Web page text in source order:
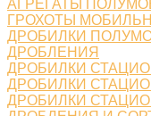
АГРЕГАТЫ
ГРОХОТЫ
ДРОБИЛКИ
ДРОБЛЕНИЯ
ДРОБИЛКИ
ДРОБИЛКИ
ДРОБИЛКИ